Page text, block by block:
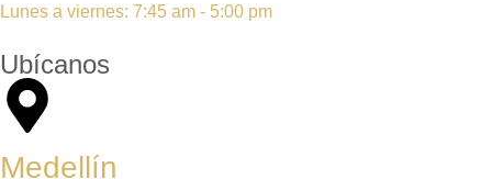
Lunes a viernes: 7:45 am - 5:00 pm
Ubícanos
Medellín